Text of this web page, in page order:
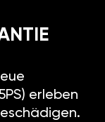
erleben